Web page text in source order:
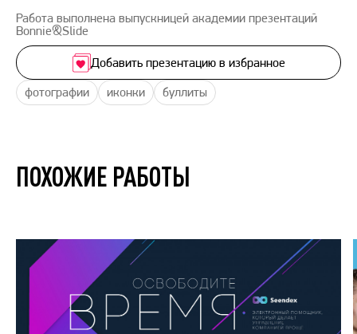
Работа выполнена выпускницей академии презентаций
Bonnie&Slide
фотографии иконки буллиты
Добавить презентацию в избранное
ПОХОЖИЕ РАБОТЫ